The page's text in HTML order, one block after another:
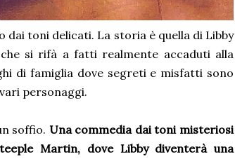
dai toni delicati. La storia è quella di Libby
si rifà a fatti realmente accaduti alla
di famiglia dove segreti e misfatti sono
personaggi.
soffio. Una commedia dai toni misteriosi
Martin, dove Libby diventerà una